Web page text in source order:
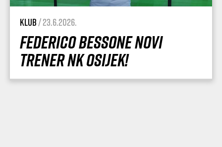
Klub/ 23.6.2026.
Federico Bessone novi
trener NK Osijek!